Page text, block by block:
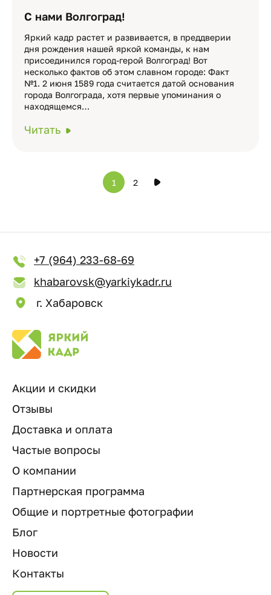
С нами Волгоград!
Яркий кадр растет и развивается, в преддверии
дня рождения нашей яркой команды, к нам
присоединился город-герой Волгоград! Вот
несколько фактов об этом славном городе: Факт
№1. 2 июня 1589 года считается датой основания
города Волгограда, хотя первые упоминания о
находящемся…
Читать
1 2
+7 (964) 233-68-69
khabarovsk@yarkiykadr.ru
г. Хабаровск
Акции и скидки
Отзывы
Доставка и оплата
Частые вопросы
О компании
Партнерская программа
Общие и портретные фотографии
Блог
Новости
Контакты